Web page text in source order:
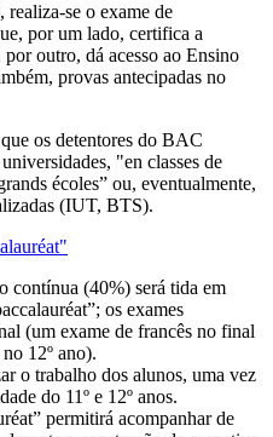
se o exame de
por um lado, certifica a
outro, dá acesso ao Ensino
provas antecipadas no
os detentores do BAC
"en classes de
écoles” ou, eventualmente,
(IUT, BTS).
contínua (40%) será tida em
os exames
(um exame de francês no final
12º ano).
o trabalho dos alunos, uma vez
do 11º e 12º anos.
permitirá acompanhar de